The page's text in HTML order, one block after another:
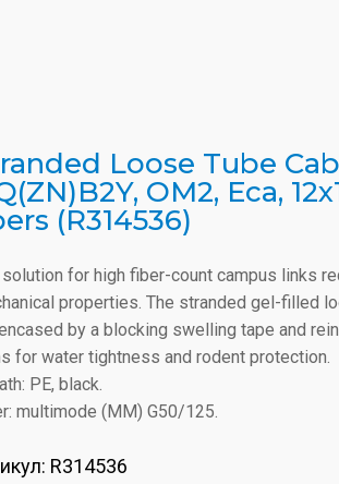
Loose Tube
OM2, Eca,
(R314536)
for high fiber-count campus links
properties. The stranded gel-filled
by a blocking swelling tape and
for water tightness and rodent protection.
PE, black.
multimode (MM) G50/125.
R314536